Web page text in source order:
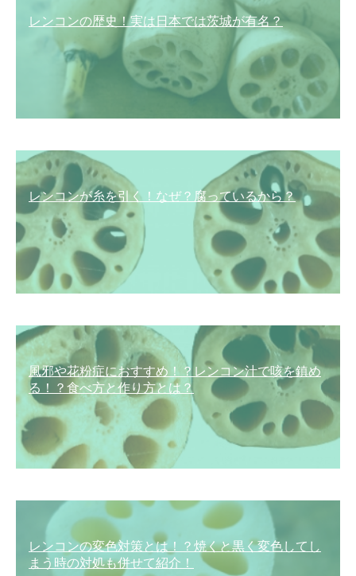
レンコンの歴史！実は日本では茨城が有名？
レンコンが糸を引く！なぜ？腐っているから？
風邪や花粉症におすすめ！？レンコン汁で咳を鎮め
る！？食べ方と作り方とは？
レンコンの変色対策とは！？焼くと黒く変色してし
まう時の対処も併せて紹介！